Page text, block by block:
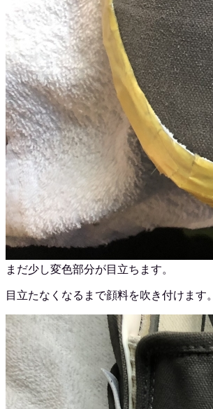
まだ少し変色部分が目立ちます。
目立たなくなるまで顔料を吹き付けます。